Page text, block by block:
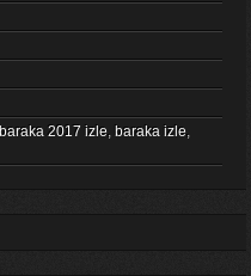
baraka 2017 izle, baraka izle,